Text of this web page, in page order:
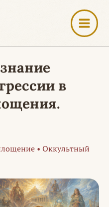
в
• Оккультный